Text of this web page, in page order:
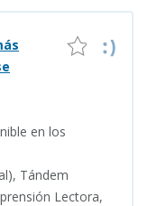
en los
Tándem
Lectora,